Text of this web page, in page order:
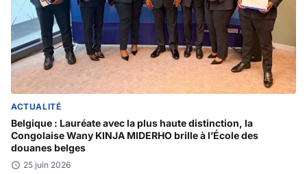
ACTUALITÉ
Belgique : Lauréate avec la plus haute distinction, la
Congolaise Wany KINJA MIDERHO brille à l’École des
douanes belges
25 juin 2026